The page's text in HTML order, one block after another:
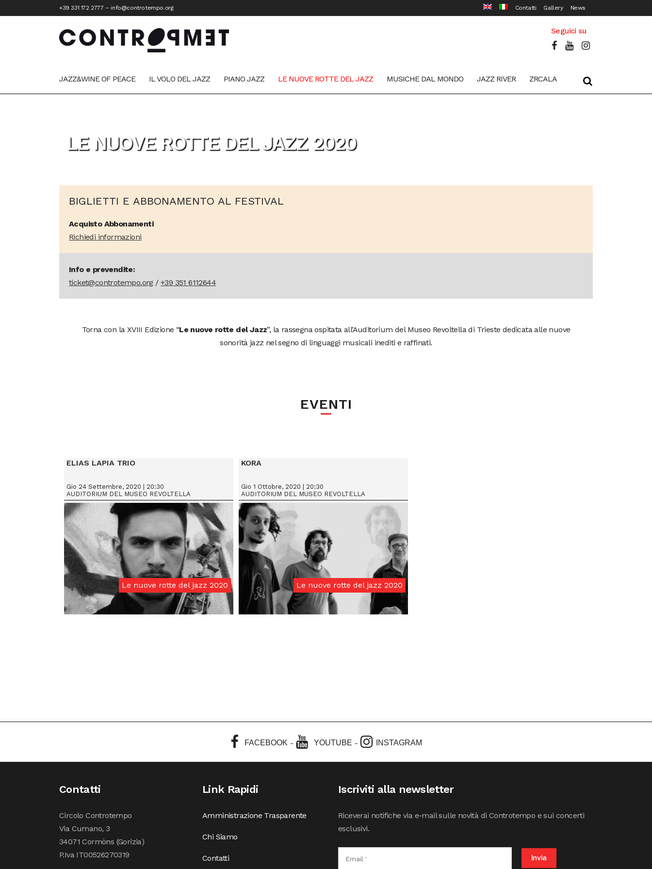
+39 331 172 2777 – info@controtempo.org Contatti Gallery News
Seguici su
JAZZ&WINE OF PEACE IL VOLO DEL JAZZ PIANO JAZZ LE NUOVE ROTTE DEL JAZZ MUSICHE DAL MONDO JAZZ RIVER ZRCALA
LE NUOVE ROTTE DEL JAZZ 2020
BIGLIETTI E ABBONAMENTO AL FESTIVAL
Acquisto Abbonamenti
Richiedi informazioni
Info e prevendite:
ticket@controtempo.org/+39 351 6112644
Torna con la XVIII Edizione “Le nuove rotte del Jazz”, la rassegna ospitata all’Auditorium del Museo Revoltella di Trieste dedicata alle nuove
sonorità jazz nel segno di linguaggi musicali inediti e raffinati.
EVENTI
ELIAS LAPIA TRIO
Le nuove rotte del jazz 2020
Gio 24 Settembre, 2020 | 20:30
AUDITORIUM DEL MUSEO REVOLTELLA
KORA
Le nuove rotte del jazz 2020
Gio 1 Ottobre, 2020 | 20:30
AUDITORIUM DEL MUSEO REVOLTELLA
FACEBOOK- YOUTUBE - INSTAGRAM
Contatti
Circolo Controtempo
Via Cumano, 3
34071 Cormòns (Gorizia)
P.Iva IT00526270319
Link Rapidi
Amministrazione Trasparente
Chi Siamo
Contatti
Iscriviti alla newsletter
Riceverai notifiche via e-mail sulle novità di Controtempo e sui concerti
esclusivi.